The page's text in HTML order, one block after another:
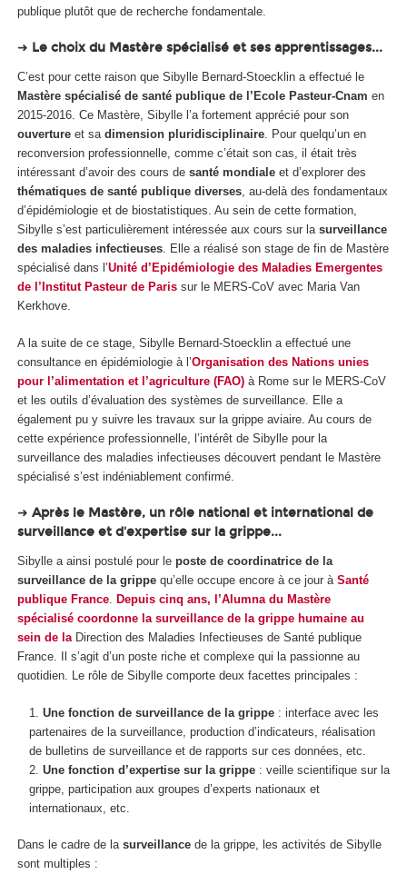
publique plutôt que de recherche fondamentale.
➜ Le choix du Mastère spécialisé et ses apprentissages...
C’est pour cette raison que Sibylle Bernard-Stoecklin a effectué le
Mastère spécialisé de santé publique de l’Ecole Pasteur-Cnam en
2015-2016. Ce Mastère, Sibylle l’a fortement apprécié pour son
ouverture et sa dimension pluridisciplinaire. Pour quelqu’un en
reconversion professionnelle, comme c’était son cas, il était très
intéressant d’avoir des cours de santé mondiale et d’explorer des
thématiques de santé publique diverses, au-delà des fondamentaux
d’épidémiologie et de biostatistiques. Au sein de cette formation,
Sibylle s’est particulièrement intéressée aux cours sur la surveillance
des maladies infectieuses. Elle a réalisé son stage de fin de Mastère
spécialisé dans l’Unité d’Epidémiologie des Maladies Emergentes
de l’Institut Pasteur de Paris sur le MERS-CoV avec Maria Van
Kerkhove.
A la suite de ce stage, Sibylle Bernard-Stoecklin a effectué une
consultance en épidémiologie à l’Organisation des Nations unies
pour l’alimentation et l’agriculture (FAO) à Rome sur le MERS-CoV
et les outils d’évaluation des systèmes de surveillance. Elle a
également pu y suivre les travaux sur la grippe aviaire. Au cours de
cette expérience professionnelle, l’intérêt de Sibylle pour la
surveillance des maladies infectieuses découvert pendant le Mastère
spécialisé s’est indéniablement confirmé.
➜ Après le Mastère, un rôle national et international de
surveillance et d'expertise sur la grippe...
Sibylle a ainsi postulé pour le poste de coordinatrice de la
surveillance de la grippe qu’elle occupe encore à ce jour à Santé
publique France. Depuis cinq ans, l’Alumna du Mastère
spécialisé coordonne la surveillance de la grippe humaine au
sein de la Direction des Maladies Infectieuses de Santé publique
France. Il s’agit d’un poste riche et complexe qui la passionne au
quotidien. Le rôle de Sibylle comporte deux facettes principales :
Une fonction de surveillance de la grippe : interface avec les
partenaires de la surveillance, production d’indicateurs, réalisation
de bulletins de surveillance et de rapports sur ces données, etc.
Une fonction d’expertise sur la grippe : veille scientifique sur la
grippe, participation aux groupes d’experts nationaux et
internationaux, etc.
Dans le cadre de la surveillance de la grippe, les activités de Sibylle
sont multiples :